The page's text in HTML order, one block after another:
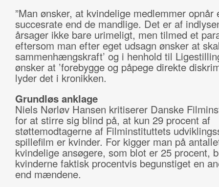
”Man ønsker, at kvindelige medlemmer opnår
succesrate end de mandlige. Det er af
årsager ikke bare urimeligt, men tilmed et
eftersom man efter eget udsagn ønsker at
sammenhængskraft’ og i henhold til
ønsker at ’forebygge og påpege direkte
lyder det i kronikken.
Grundløs anklage
Niels Nørløv Hansen kritiserer Danske
for at stirre sig blind på, at kun 29 procent af
støttemodtagerne af Filminstituttets
spillefilm er kvinder. For kigger man på
kvindelige ansøgere, som blot er 25 procent,
kvinderne faktisk procentvis begunstiget en
end mændene.